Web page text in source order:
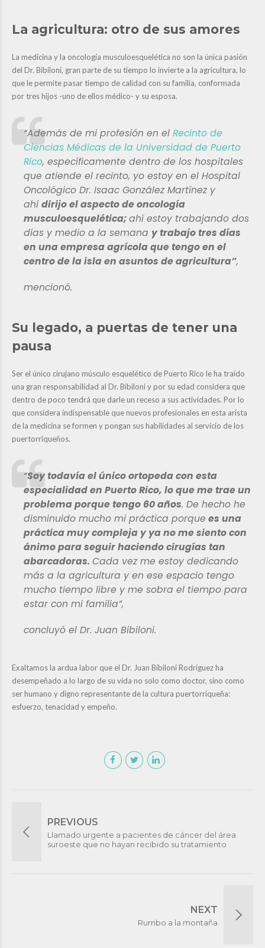
La agricultura: otro de sus amores
La medicina y la oncología musculoesquelética no son la única pasión
del Dr. Bibiloni, gran parte de su tiempo lo invierte a la agricultura, lo
que le permite pasar tiempo de calidad con su familia, conformada
por tres hijos -uno de ellos médico- y su esposa.
“Además de mi profesión en el Recinto de
Ciencias Médicas de la Universidad de Puerto
Rico, específicamente dentro de los hospitales
que atiende el recinto, yo estoy en el Hospital
Oncológico Dr. Isaac González Martínez y
ahídirijo el aspecto de oncología
musculoesquelética;ahí estoy trabajando dos
días y medio a la semana y trabajo tres días
en una empresa agrícola que tengo en el
centro de la isla en asuntos de agricultura”,
mencionó.
Su legado, a puertas de tener una
pausa
Ser el único cirujano músculo esquelético de Puerto Rico le ha traído
una gran responsabilidad al Dr. Bibiloni y por su edad considera que
dentro de poco tendrá que darle un receso a sus actividades. Por lo
que considera indispensable que nuevos profesionales en esta arista
de la medicina se formen y pongan sus habilidades al servicio de los
puertorriqueños.
“Soy todavía el único ortopeda con esta
especialidad en Puerto Rico, lo que me trae un
problema porque tengo 60 años. De hecho he
disminuido mucho mi práctica porque es una
práctica muy compleja y ya no me siento con
ánimo para seguir haciendo cirugías tan
abarcadoras. Cada vez me estoy dedicando
más a la agricultura y en ese espacio tengo
mucho tiempo libre y me sobra el tiempo para
estar con mi familia”,
concluyó el Dr. Juan Bibiloni.
Exaltamos la ardua labor que el Dr. Juan Bibiloni Rodríguez ha
desempeñado a lo largo de su vida no solo como doctor, sino como
ser humano y digno representante de la cultura puertorriqueña:
esfuerzo, tenacidad y empeño.
PREVIOUS
Llamado urgente a pacientes de cáncer del área
suroeste que no hayan recibido su tratamiento
NEXT
Rumbo a la montaña